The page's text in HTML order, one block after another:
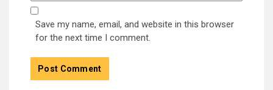
Save my name, email, and website in this browser
for the next time I comment.